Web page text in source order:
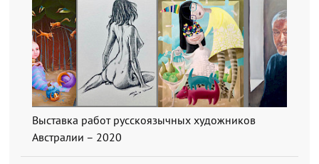
Выставка работ русскоязычных художников
Австралии – 2020